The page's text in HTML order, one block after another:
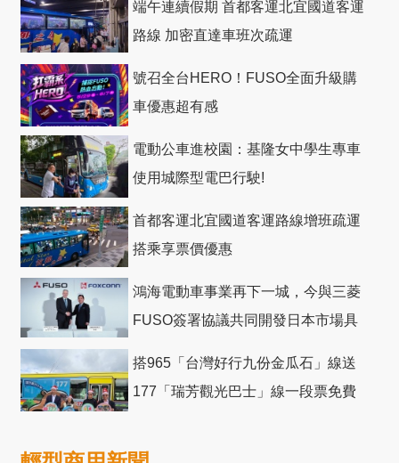
端午連續假期 首都客運北宜國道客運
路線 加密直達車班次疏運
號召全台HERO！FUSO全面升級購
車優惠超有感
電動公車進校園：基隆女中學生專車
使用城際型電巴行駛!
首都客運北宜國道客運路線增班疏運
搭乘享票價優惠
鴻海電動車事業再下一城，今與三菱
FUSO簽署協議共同開發日本市場具
搭965「台灣好行九份金瓜石」線送
177「瑞芳觀光巴士」線一段票免費